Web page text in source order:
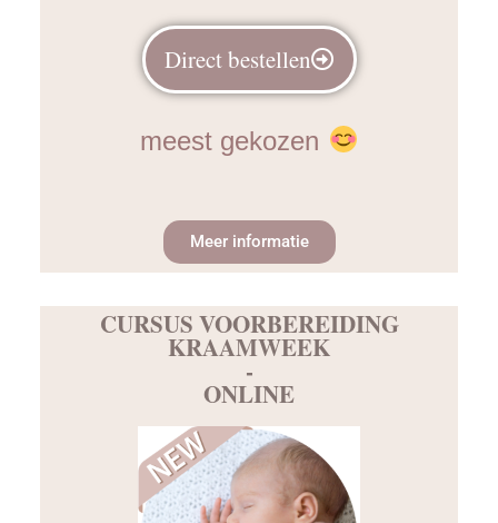
Direct bestellen
meest gekozen
Meer informatie
CURSUS VOORBEREIDING
KRAAMWEEK
-
ONLINE